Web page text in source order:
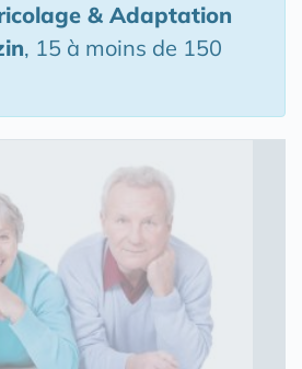
& Adaptation
, 15 à moins de 150